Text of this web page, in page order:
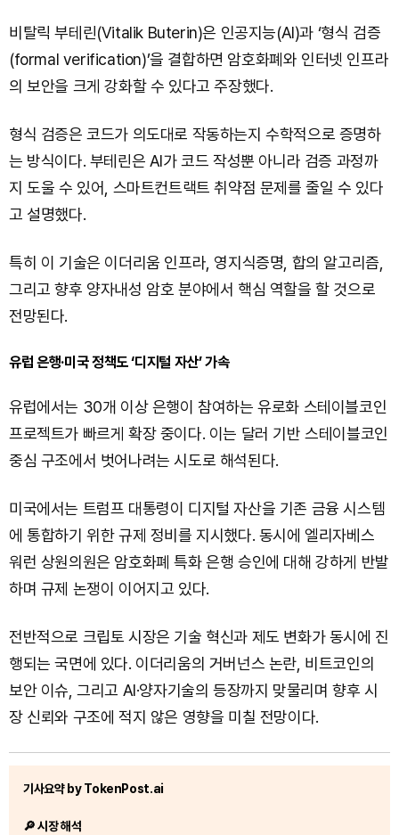
비탈릭 부테린(Vitalik Buterin)은 인공지능(AI)과 ‘형식 검증
(formal verification)’을 결합하면 암호화폐와 인터넷 인프라
의 보안을 크게 강화할 수 있다고 주장했다.
형식 검증은 코드가 의도대로 작동하는지 수학적으로 증명하
는 방식이다. 부테린은 AI가 코드 작성뿐 아니라 검증 과정까
지 도울 수 있어, 스마트컨트랙트 취약점 문제를 줄일 수 있다
고 설명했다.
특히 이 기술은 이더리움 인프라, 영지식증명, 합의 알고리즘,
그리고 향후 양자내성 암호 분야에서 핵심 역할을 할 것으로
전망된다.
유럽 은행·미국 정책도 ‘디지털 자산’ 가속
유럽에서는 30개 이상 은행이 참여하는 유로화 스테이블코인
프로젝트가 빠르게 확장 중이다. 이는 달러 기반 스테이블코인
중심 구조에서 벗어나려는 시도로 해석된다.
미국에서는 트럼프 대통령이 디지털 자산을 기존 금융 시스템
에 통합하기 위한 규제 정비를 지시했다. 동시에 엘리자베스
워런 상원의원은 암호화폐 특화 은행 승인에 대해 강하게 반발
하며 규제 논쟁이 이어지고 있다.
전반적으로 크립토 시장은 기술 혁신과 제도 변화가 동시에 진
행되는 국면에 있다. 이더리움의 거버넌스 논란, 비트코인의
보안 이슈, 그리고 AI·양자기술의 등장까지 맞물리며 향후 시
장 신뢰와 구조에 적지 않은 영향을 미칠 전망이다.
기사요약 by TokenPost.ai
🔎 시장 해석